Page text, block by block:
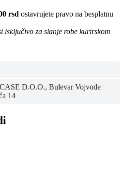
rsd ostavrujete pravo na besplatnu
isključivo za slanje robe kurirskom
D.O.O., Bulevar Vojvode
14